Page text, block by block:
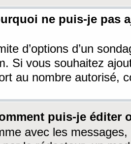
ne puis-je pas
d’options d’un
Si vous souhaitez
au nombre autorisé,
puis-je éditer
avec les